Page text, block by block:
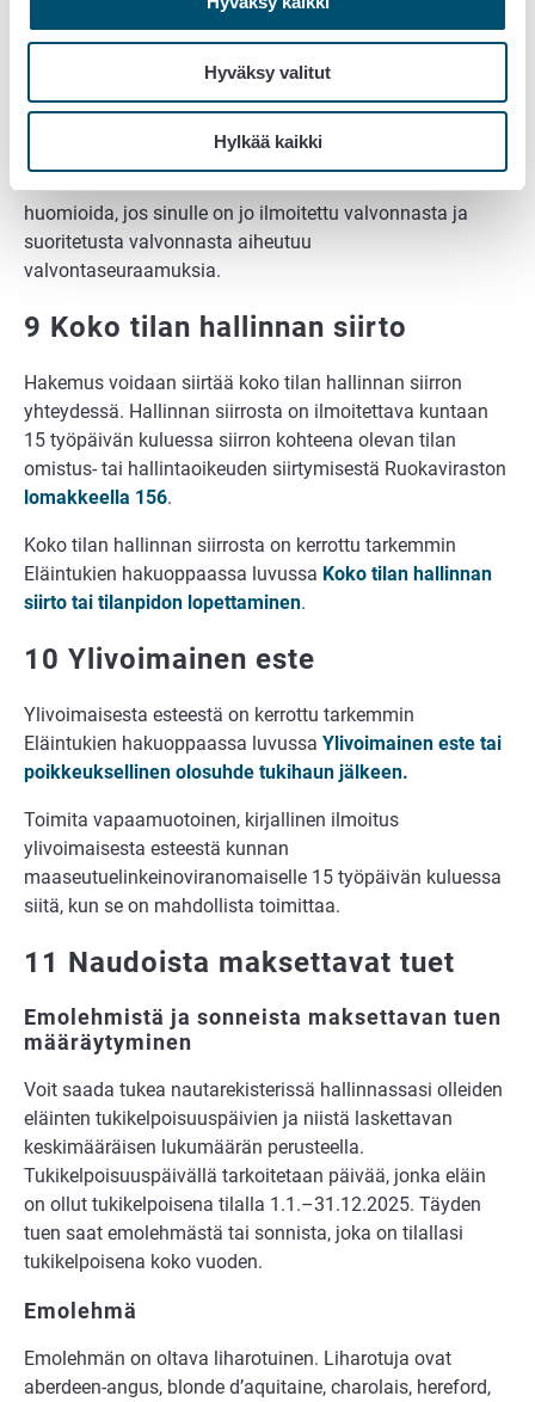
Hyväksy valitut
Hylkää kaikki
kotieläintuen koko tukivuodelta.
Ilmoita hakemuksesi muuttamisesta ja osittaisesta tai
sähköpostilla oman yhteistoiminta-alueesi
maaseutuelinkeinoviranomaiselle. Ilmoitusta ei
huomioida, jos sinulle on jo ilmoitettu valvonnasta ja
suoritetusta valvonnasta aiheutuu
valvontaseuraamuksia.
9 Koko tilan hallinnan siirto
Hakemus voidaan siirtää koko tilan hallinnan siirron
yhteydessä. Hallinnan siirrosta on ilmoitettava kuntaan
15 työpäivän kuluessa siirron kohteena olevan tilan
omistus- tai hallintaoikeuden siirtymisestä Ruokaviraston
lomakkeella 156.
Koko tilan hallinnan siirrosta on kerrottu tarkemmin
Eläintukien hakuoppaassa luvussa Koko tilan hallinnan
siirto tai tilanpidon lopettaminen.
10 Ylivoimainen este
Ylivoimaisesta esteestä on kerrottu tarkemmin
Eläintukien hakuoppaassa luvussa Ylivoimainen este tai
poikkeuksellinen olosuhde tukihaun jälkeen.
Toimita vapaamuotoinen, kirjallinen ilmoitus
ylivoimaisesta esteestä kunnan
maaseutuelinkeinoviranomaiselle 15 työpäivän kuluessa
siitä, kun se on mahdollista toimittaa.
11 Naudoista maksettavat tuet
Emolehmistä ja sonneista maksettavan tuen
määräytyminen
Voit saada tukea nautarekisterissä hallinnassasi olleiden
eläinten tukikelpoisuuspäivien ja niistä laskettavan
keskimääräisen lukumäärän perusteella.
Tukikelpoisuuspäivällä tarkoitetaan päivää, jonka eläin
on ollut tukikelpoisena tilalla 1.1.–31.12.2025. Täyden
tuen saat emolehmästä tai sonnista, joka on tilallasi
tukikelpoisena koko vuoden.
Emolehmä
Emolehmän on oltava liharotuinen. Liharotuja ovat
aberdeen-angus, blonde d’aquitaine, charolais, hereford,